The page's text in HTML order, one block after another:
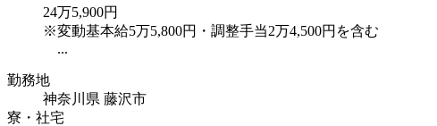
24万5,900円
※変動基本給5万5,800円・調整手当2万4,500円を含む
...
勤務地
神奈川県 藤沢市
寮・社宅